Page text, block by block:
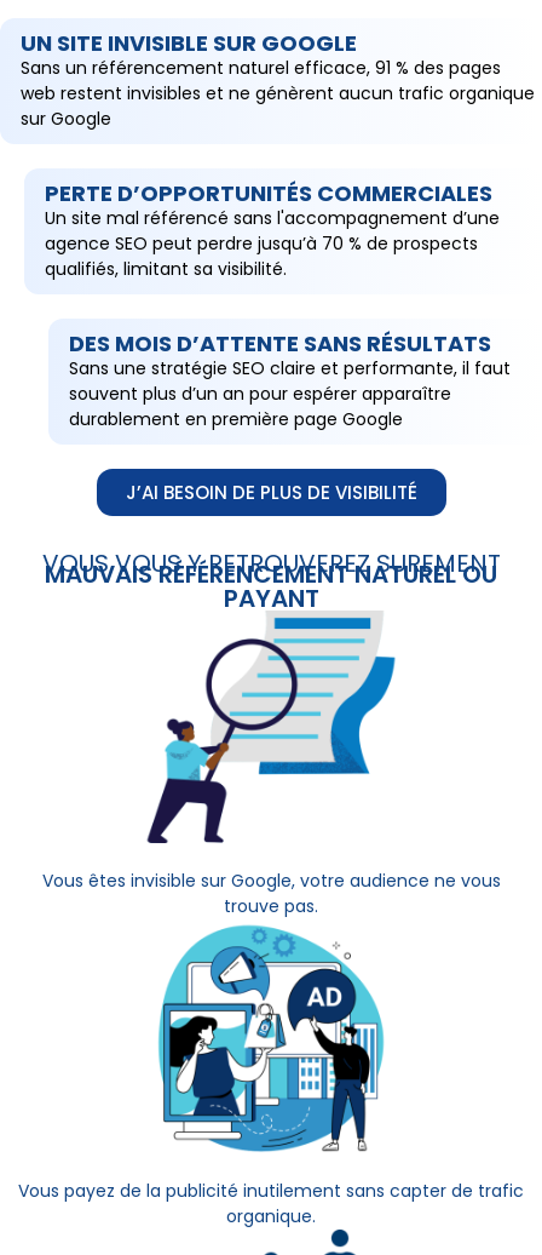
UN SITE INVISIBLE SUR GOOGLE
Sans un référencement naturel efficace, 91 % des pages
web restent invisibles et ne génèrent aucun trafic organique
sur Google
PERTE D’OPPORTUNITÉS COMMERCIALES
Un site mal référencé sans l'accompagnement d’une
agence SEO peut perdre jusqu’à 70 % de prospects
qualifiés, limitant sa visibilité.
DES MOIS D’ATTENTE SANS RÉSULTATS
Sans une stratégie SEO claire et performante, il faut
souvent plus d’un an pour espérer apparaître
durablement en première page Google
J’AI BESOIN DE PLUS DE VISIBILITÉ
VOUS VOUS Y RETROUVEREZ SUREMENT
MAUVAIS RÉFÉRENCEMENT NATUREL OU
PAYANT
Vous êtes invisible sur Google, votre audience ne vous
trouve pas.
Vous payez de la publicité inutilement sans capter de trafic
organique.